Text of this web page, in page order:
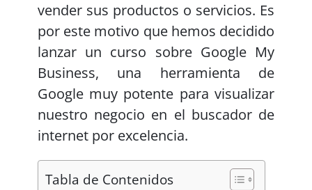
vender sus productos o servicios. Es
por este motivo que hemos decidido
lanzar un curso sobre Google My
Business, una herramienta de
Google muy potente para visualizar
nuestro negocio en el buscador de
internet por excelencia.
Tabla de Contenidos